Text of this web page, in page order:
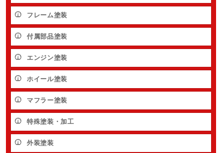
フレーム塗装
付属部品塗装
エンジン塗装
ホイール塗装
マフラー塗装
特殊塗装・加工
外装塗装